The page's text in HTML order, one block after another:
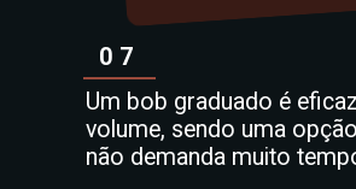
07
Um bob graduado é
volume, sendo uma
não demanda muito